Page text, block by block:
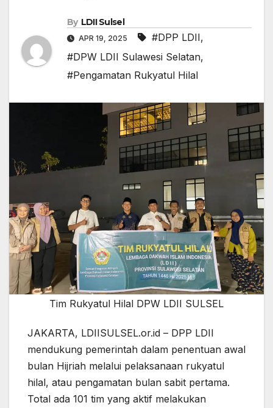
By LDII Sulsel
APR 19, 2025 #DPP LDII,
#DPW LDII Sulawesi Selatan,
#Pengamatan Rukyatul Hilal
Tim Rukyatul Hilal DPW LDII SULSEL
JAKARTA, LDIISULSEL.or.id – DPP LDII
mendukung pemerintah dalam penentuan awal
bulan Hijriah melalui pelaksanaan rukyatul
hilal, atau pengamatan bulan sabit pertama.
Total ada 101 tim yang aktif melakukan